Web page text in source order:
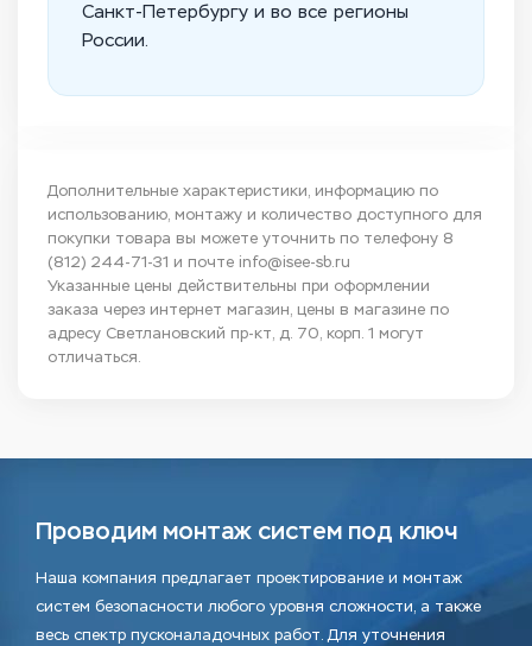
Санкт-Петербургу и во все регионы
России.
Дополнительные характеристики, информацию по
использованию, монтажу и количество доступного для
покупки товара вы можете уточнить по телефону 8
(812) 244-71-31 и почте info@isee-sb.ru
Указанные цены действительны при оформлении
заказа через интернет магазин, цены в магазине по
адресу Светлановский пр-кт, д. 70, корп. 1 могут
отличаться.
Проводим монтаж систем под ключ
Наша компания предлагает проектирование и монтаж
систем безопасности любого уровня сложности, а также
весь спектр пусконаладочных работ. Для уточнения